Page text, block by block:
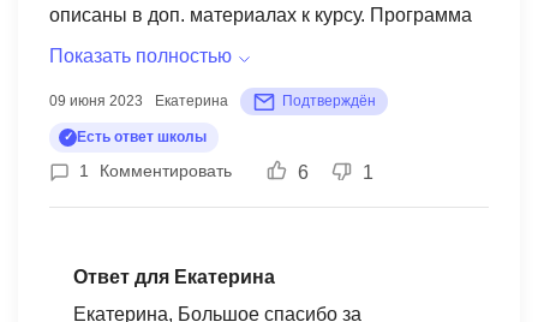
понятно, конечно. Не рассматривали
применение и построение для небольших
компаний, только для прошедших IPO, что не
совсем корректно, применимость и полезность
для малых бизнесов хотелось бы тоже
рассмотреть. Это как пожелание. Преподаватель
выстроен удобно.
описаны в доп. материалах к курсу. Программа
курса также подана интересно и была полезной.
впечатлила Никулина Елена Семёновна,
профессионал своего дела с отличной подачей
материала!
Показать полностью
09 июня 2023 Екатерина Подтверждён
Есть ответ школы
1 Комментировать 6 1
Ответ для Екатерина
Екатерина, Большое спасибо за